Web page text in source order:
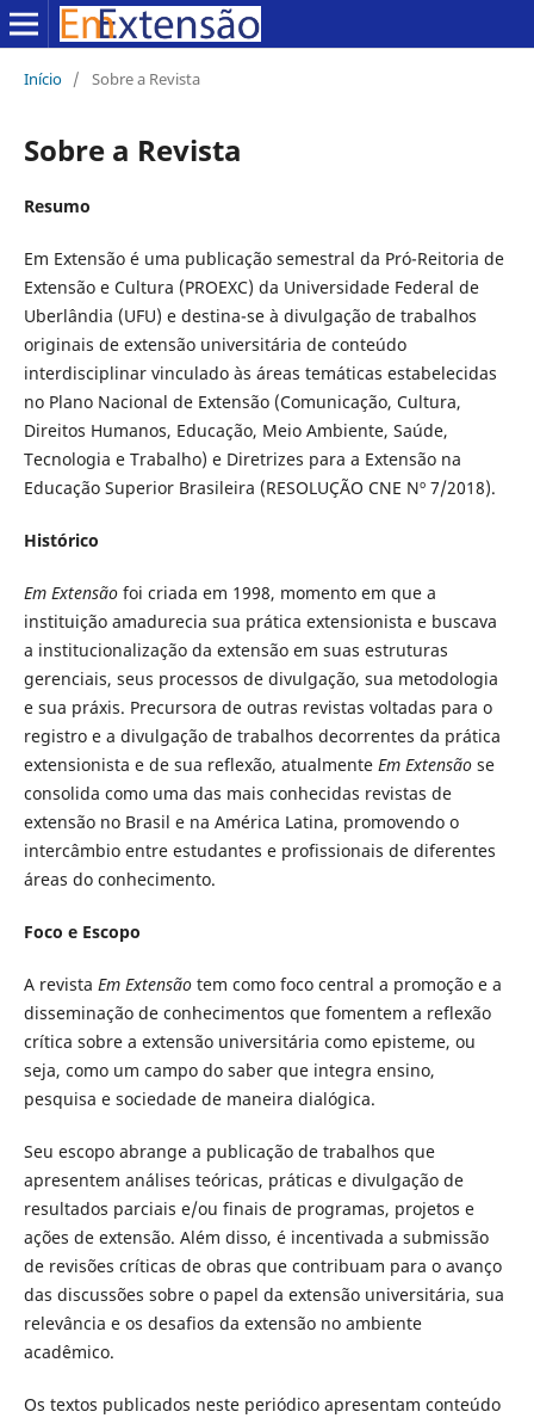
Início / Sobre a Revista
Sobre a Revista
Resumo
Em Extensão é uma publicação semestral da Pró-Reitoria de
Extensão e Cultura (PROEXC) da Universidade Federal de
Uberlândia (UFU) e destina-se à divulgação de trabalhos
originais de extensão universitária de conteúdo
interdisciplinar vinculado às áreas temáticas estabelecidas
no Plano Nacional de Extensão (Comunicação, Cultura,
Direitos Humanos, Educação, Meio Ambiente, Saúde,
Tecnologia e Trabalho) e Diretrizes para a Extensão na
Educação Superior Brasileira (RESOLUÇÃO CNE Nº 7/2018).
Histórico
Em Extensãofoi criada em 1998, momento em que a
instituição amadurecia sua prática extensionista e buscava
a institucionalização da extensão em suas estruturas
gerenciais, seus processos de divulgação, sua metodologia
e sua práxis. Precursora de outras revistas voltadas para o
registro e a divulgação de trabalhos decorrentes da prática
extensionista e de sua reflexão, atualmente Em Extensãose
consolida como uma das mais conhecidas revistas de
extensão no Brasil e na América Latina, promovendo o
intercâmbio entre estudantes e profissionais de diferentes
áreas do conhecimento.
Foco e Escopo
A revista Em Extensãotem como foco central a promoção e a
disseminação de conhecimentos que fomentem a reflexão
crítica sobre a extensão universitária como episteme, ou
seja, como um campo do saber que integra ensino,
pesquisa e sociedade de maneira dialógica.
Seu escopo abrange a publicação de trabalhos que
apresentem análises teóricas, práticas e divulgação de
resultados parciais e/ou finais de programas, projetos e
ações de extensão. Além disso, é incentivada a submissão
de revisões críticas de obras que contribuam para o avanço
das discussões sobre o papel da extensão universitária, sua
relevância e os desafios da extensão no ambiente
acadêmico.
Os textos publicados neste periódico apresentam conteúdo